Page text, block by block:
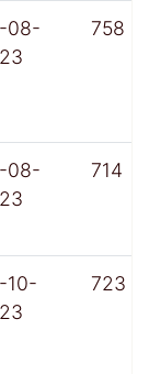
08-
758
08-
714
10-
723